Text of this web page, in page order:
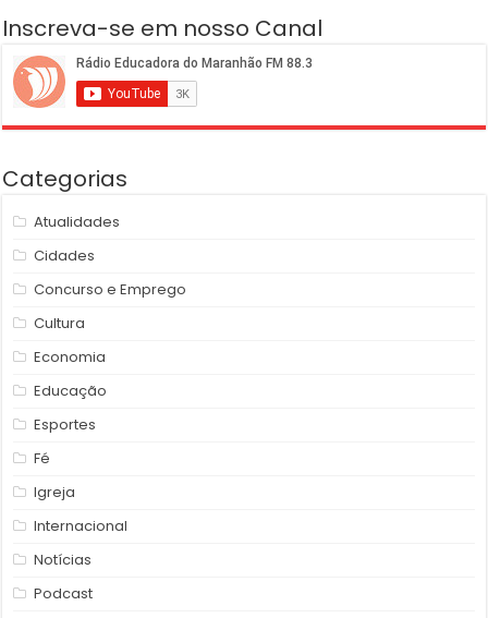
Inscreva-se em nosso Canal
Categorias
Atualidades
Cidades
Concurso e Emprego
Cultura
Economia
Educação
Esportes
Fé
Igreja
Internacional
Notícias
Podcast